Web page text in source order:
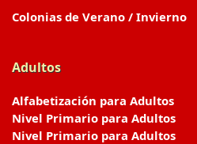
Colonias de Verano / Invierno
Adultos
Alfabetización para Adultos
Nivel Primario para Adultos
Nivel Primario para Adultos